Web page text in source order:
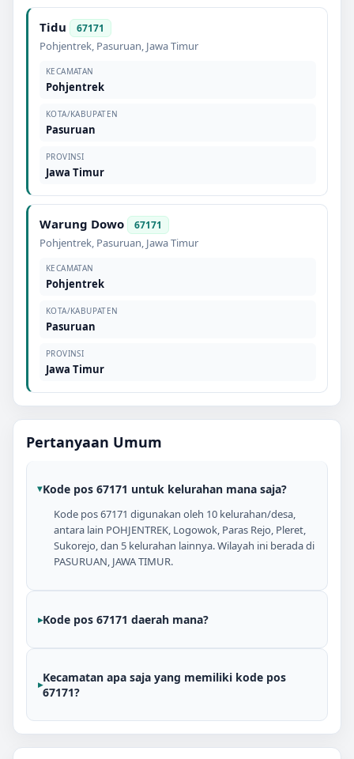
Tidu 67171
Pohjentrek, Pasuruan, Jawa Timur
KECAMATAN
Pohjentrek
KOTA/KABUPATEN
Pasuruan
PROVINSI
Jawa Timur
Warung Dowo 67171
Pohjentrek, Pasuruan, Jawa Timur
KECAMATAN
Pohjentrek
KOTA/KABUPATEN
Pasuruan
PROVINSI
Jawa Timur
Pertanyaan Umum
Kode pos 67171 untuk kelurahan mana saja?
Kode pos 67171 digunakan oleh 10 kelurahan/desa,
antara lain POHJENTREK, Logowok, Paras Rejo, Pleret,
Sukorejo, dan 5 kelurahan lainnya. Wilayah ini berada di
PASURUAN, JAWA TIMUR.
Kode pos 67171 daerah mana?
Kecamatan apa saja yang memiliki kode pos
67171?